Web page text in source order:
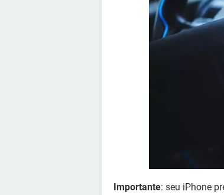
Importante: seu iPhone